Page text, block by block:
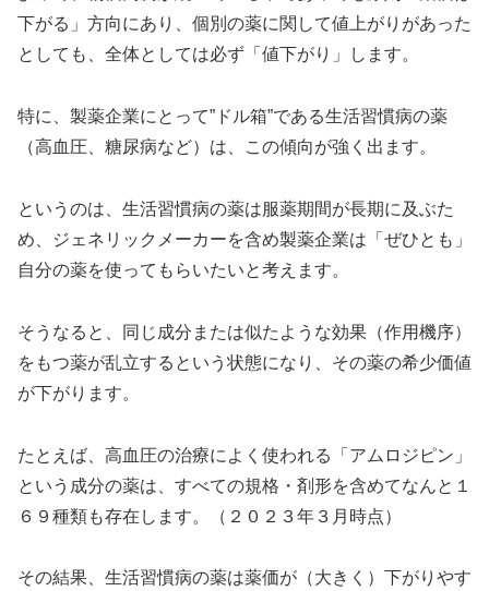
下がる」方向にあり、個別の薬に関して値上がりがあった
としても、全体としては必ず「値下がり」します。
特に、製薬企業にとって”ドル箱”である生活習慣病の薬
（高血圧、糖尿病など）は、この傾向が強く出ます。
というのは、生活習慣病の薬は服薬期間が長期に及ぶた
め、ジェネリックメーカーを含め製薬企業は「ぜひとも」
自分の薬を使ってもらいたいと考えます。
そうなると、同じ成分または似たような効果（作用機序）
をもつ薬が乱立するという状態になり、その薬の希少価値
が下がります。
たとえば、高血圧の治療によく使われる「アムロジピン」
という成分の薬は、すべての規格・剤形を含めてなんと１
６９種類も存在します。（２０２３年３月時点）
その結果、生活習慣病の薬は薬価が（大きく）下がりやす